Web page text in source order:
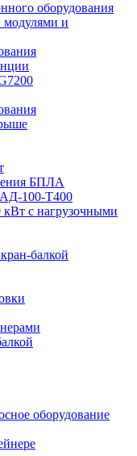
оборудования
модулями и
БПЛА
АД-100-Т400
с нагрузочными
балкой
оборудование